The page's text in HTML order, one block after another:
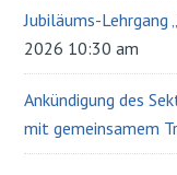
Jubiläums-Lehrgang
2026 10:30 am
Ankündigung des
mit gemeinsamem